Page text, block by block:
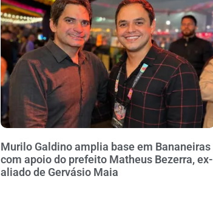
Murilo Galdino amplia base em Bananeiras
com apoio do prefeito Matheus Bezerra, ex-
aliado de Gervásio Maia